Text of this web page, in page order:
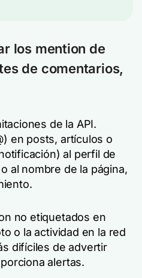
los mention de
de comentarios,
de la API.
en posts, artículos o
al perfil de
al nombre de la página,
no etiquetados en
o la actividad en la red
difíciles de advertir
alertas.